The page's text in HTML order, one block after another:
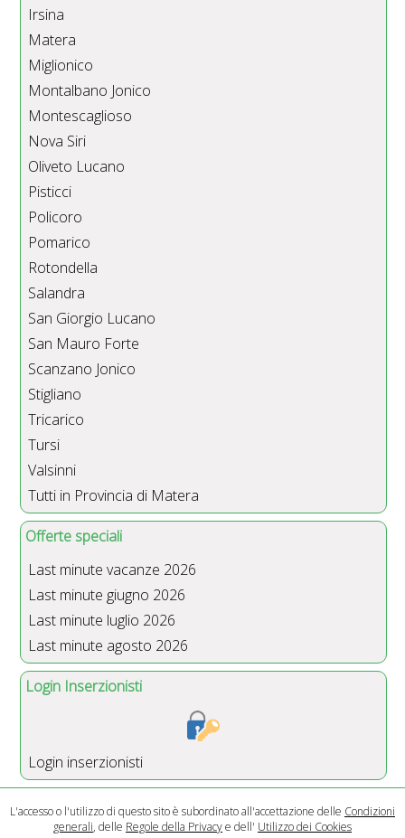
Irsina
Matera
Miglionico
Montalbano Jonico
Montescaglioso
Nova Siri
Oliveto Lucano
Pisticci
Policoro
Pomarico
Rotondella
Salandra
San Giorgio Lucano
San Mauro Forte
Scanzano Jonico
Stigliano
Tricarico
Tursi
Valsinni
Tutti in Provincia di Matera
Offerte speciali
Last minute vacanze 2026
Last minute giugno 2026
Last minute luglio 2026
Last minute agosto 2026
Login Inserzionisti
Login inserzionisti
L'accesso o l'utilizzo di questo sito è subordinato all'accettazione delle Condizioni
generali, delle Regole della Privacye dell' Utilizzo dei Cookies